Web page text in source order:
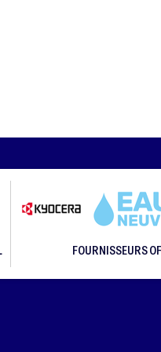
FOURNISSEURS